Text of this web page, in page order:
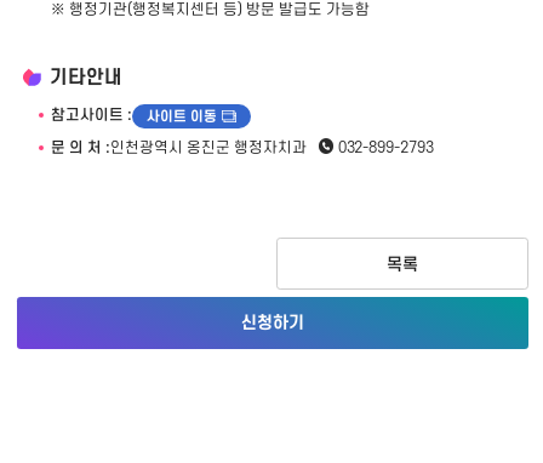
※ 행정기관(행정복지센터 등) 방문 발급도 가능함
기타안내
참고사이트 : 사이트 이동
문 의 처 :인천광역시 옹진군 행정자치과 032-899-2793
목록
신청하기